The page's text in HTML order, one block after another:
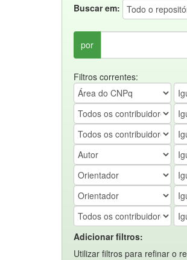
Buscar em:
por
Filtros correntes:
Adicionar filtros:
Utilizar filtros para refinar o